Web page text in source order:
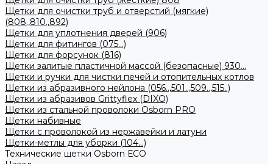
Щетки для очистки труб и отверстий (мягкие)
(808.,810.,892)
Щетки для уплотнения дверей (906)
Щетки для фитингов (075...)
Щетки для форсунок (816)
Щетки залитые пластичной массой (безопасные) 930...
Щетки и ручки для чистки печей и отопительных котлов
Щетки из абразивного нейлона (056..,501..,509..,515..)
Щетки из абразивов Grittyflex (DIXO)
Щетки из стальной проволоки Osborn PRO
Щетки набивные
Щетки с проволокой из нержавейки и латуни
Щетки-метлы для уборки (104...)
Технические щетки Osborn ЕСО